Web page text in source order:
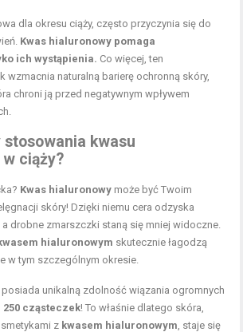
dla okresu ciąży, często przyczynia się do
Kwas hialuronowy pomaga
ich wystąpienia. Co więcej, ten
wzmacnia naturalną barierę ochronną skóry,
chroni ją przed negatywnym wpływem
kwasu
ciąży?
Kwas hialuronowy może być Twoim
skóry! Dzięki niemu cera odzyska
drobne zmarszczki staną się mniej widoczne.
kwasem hialuronowym skutecznie łagodzą
w tym szczególnym okresie.
posiada unikalną zdolność wiązania ogromnych
250 cząsteczek! To właśnie dlatego skóra,
z kwasem hialuronowym , staje się